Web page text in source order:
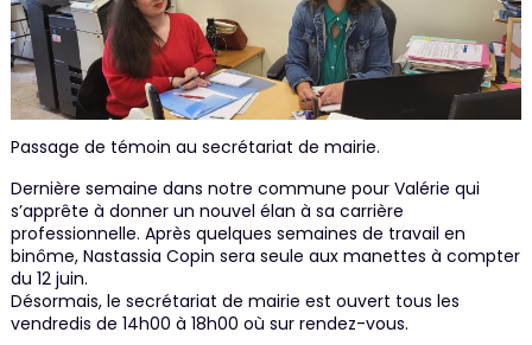
Passage de témoin au secrétariat de mairie.
Dernière semaine dans notre commune pour Valérie qui
s’apprête à donner un nouvel élan à sa carrière
professionnelle. Après quelques semaines de travail en
binôme, Nastassia Copin sera seule aux manettes à compter
du 12 juin.
Désormais, le secrétariat de mairie est ouvert tous les
vendredis de 14h00 à 18h00 où sur rendez-vous.